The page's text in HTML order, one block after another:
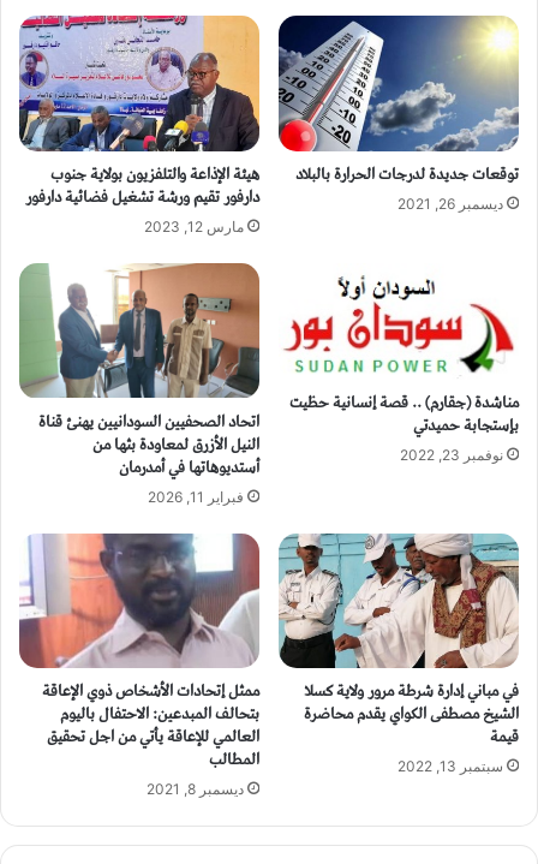
توقعات جديدة لدرجات الحرارة بالبلاد
ديسمبر 26, 2021
هيئة الإذاعة والتلفزيون بولاية جنوب
دارفور تقيم ورشة تشغيل فضائية دارفور
مارس 12, 2023
مناشدة (جقارم) .. قصة إنسانية حظيت
بإستجابة حميدتي
نوفمبر 23, 2022
اتحاد الصحفيين السودانيين يهنئ قناة
النيل الأزرق لمعاودة بثها من
أستديوهاتها في أمدرمان
فبراير 11, 2026
في مباني إدارة شرطة مرور ولاية كسلا
الشيخ مصطفى الكواي يقدم محاضرة
قيمة
سبتمبر 13, 2022
ممثل إتحادات الأشخاص ذوي الإعاقة
بتحالف المبدعين: الاحتفال باليوم
العالمي للإعاقة يأتي من اجل تحقيق
المطالب
ديسمبر 8, 2021